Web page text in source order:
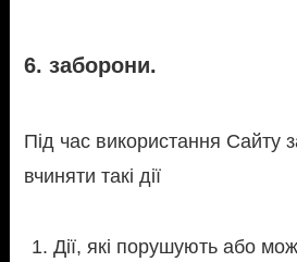
6. заборони.
Під час використання Сайту
вчиняти такі дії
Дії, які порушують або